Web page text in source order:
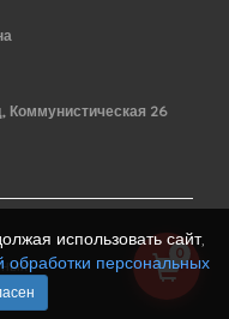
Коммунистическая 26
0
использовать сайт,
обработки персональных